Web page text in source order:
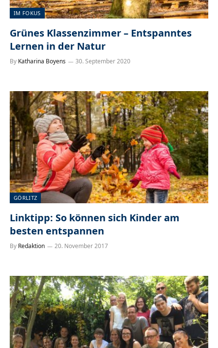
IM FOKUS
Grünes Klassenzimmer – Entspanntes
Lernen in der Natur
By Katharina Boyens 30. September 2020
GÖRLITZ
Linktipp: So können sich Kinder am
besten entspannen
By Redaktion 20. November 2017